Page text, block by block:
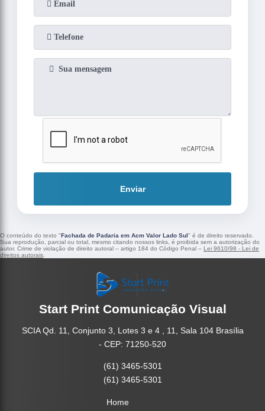
Enviar
O conteúdo do texto "Fachada de Padaria em Acm Valor Lado Sul" é de direito reservado.
Sua reprodução, parcial ou total, mesmo citando nossos links, é proibida sem a autorização do
autor. Crime de violação de direito autoral – artigo 184 do Código Penal – Lei 9610/98 - Lei de
direitos autorais
Start Print Comunicação Visual
SCIA Qd. 11, Conjunto 3, Lotes 3 e 4 , 11, Sala 104 Brasília
- CEP: 71250-520
(61) 3465-5301
(61) 3465-5301
Home